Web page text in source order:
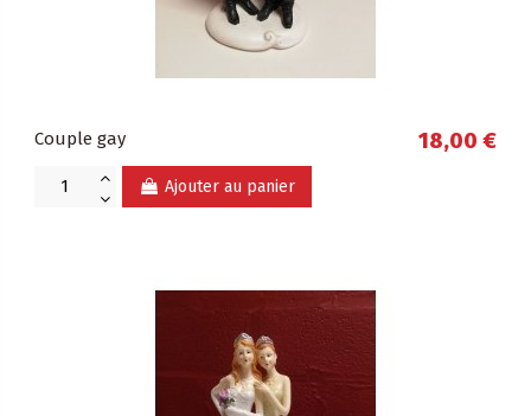
Couple gay 18,00 €
Ajouter au panier